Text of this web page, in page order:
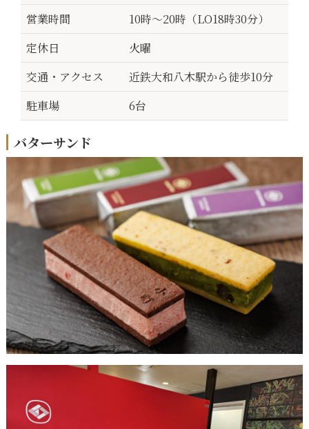
営業時間
10時～20時（LO18時30分）
定休日
火曜
交通・アクセス
近鉄大和八木駅から徒歩10分
駐車場
6台
バターサンド